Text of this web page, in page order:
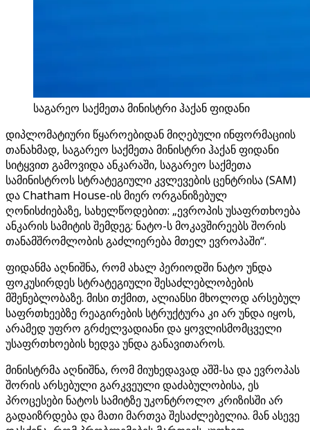
საგარეო საქმეთა მინისტრი ჰაქან ფიდანი
დიპლომატიური წყაროებიდან მიღებული ინფორმაციის
თანახმად, საგარეო საქმეთა მინისტრი ჰაქან ფიდანი
სიტყვით გამოვიდა ანკარაში, საგარეო საქმეთა
სამინისტროს სტრატეგიული კვლევების ცენტრისა (SAM)
და Chatham House-ის მიერ ორგანიზებულ
ღონისძიებაზე, სახელწოდებით: „ევროპის უსაფრთხოება
ანკარის სამიტის შემდეგ: ნატო-ს მოკავშირეებს შორის
თანამშრომლობის გაძლიერება მთელ ევროპაში“.
ფიდანმა აღნიშნა, რომ ახალ პერიოდში ნატო უნდა
ფოკუსირდეს სტრატეგიული შესაძლებლობების
მშენებლობაზე. მისი თქმით, ალიანსი მხოლოდ არსებულ
საფრთხეებზე რეაგირების სტრუქტურა კი არ უნდა იყოს,
არამედ უფრო გრძელვადიანი და ყოვლისმომცველი
უსაფრთხოების ხედვა უნდა განავითაროს.
მინისტრმა აღნიშნა, რომ მიუხედავად აშშ-სა და ევროპას
შორის არსებული გარკვეული დაძაბულობისა, ეს
პროცესები ნატოს სამიტზე უკონტროლო კრიზისში არ
გადაიზრდება და მათი მართვა შესაძლებელია. მან ასევე